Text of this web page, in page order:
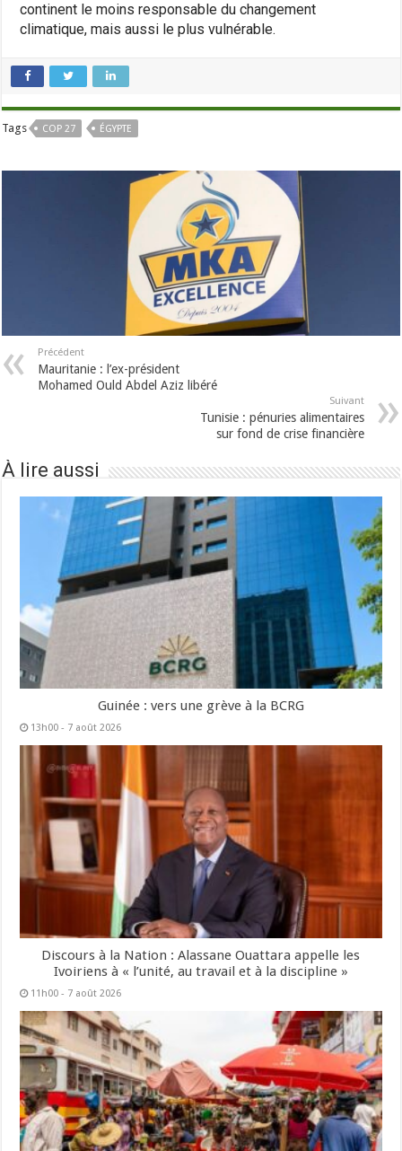
continent le moins responsable du changement
climatique, mais aussi le plus vulnérable.
Tags COP 27 ÉGYPTE
Précédent
Mauritanie : l’ex-président
Mohamed Ould Abdel Aziz libéré
Suivant
Tunisie : pénuries alimentaires
sur fond de crise financière
À lire aussi
Guinée : vers une grève à la BCRG
13h00 - 7 août 2026
Discours à la Nation : Alassane Ouattara appelle les
Ivoiriens à « l’unité, au travail et à la discipline »
11h00 - 7 août 2026